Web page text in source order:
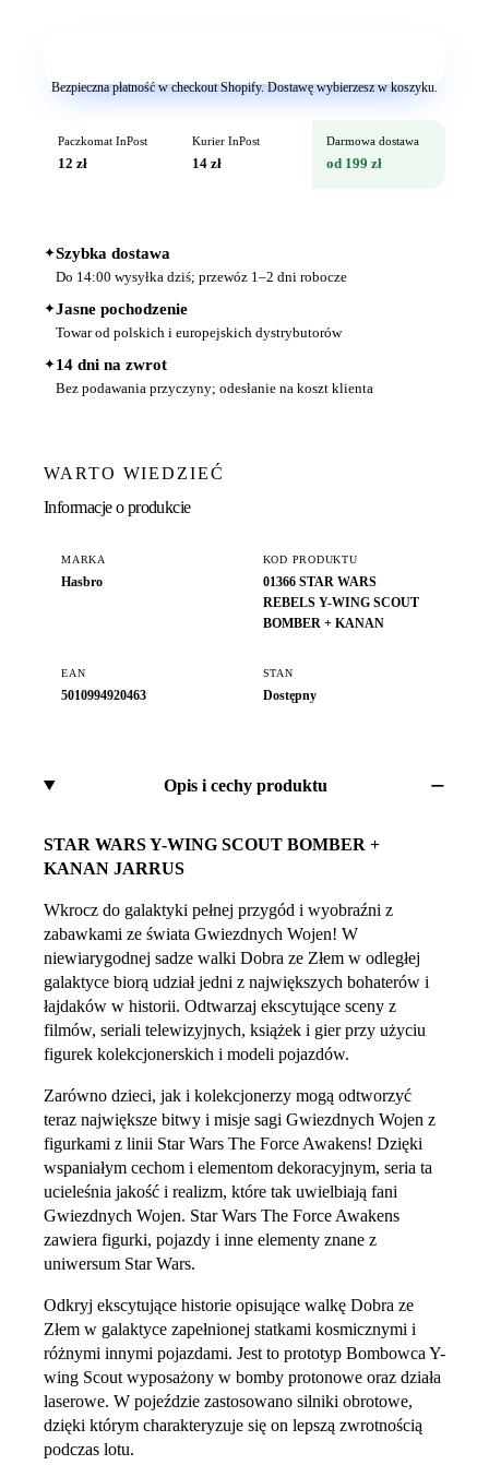
Bezpieczna płatność w checkout Shopify. Dostawę wybierzesz w koszyku.
Paczkomat InPost
12 zł
Kurier InPost
14 zł
Darmowa dostawa
od 199 zł
✦Szybka dostawa
Do 14:00 wysyłka dziś; przewóz 1–2 dni robocze
✦Jasne pochodzenie
Towar od polskich i europejskich dystrybutorów
✦14 dni na zwrot
Bez podawania przyczyny; odesłanie na koszt klienta
WARTO WIEDZIEĆ
Informacje o produkcie
MARKA
Hasbro
KOD PRODUKTU
01366 STAR WARS
REBELS Y-WING SCOUT
BOMBER + KANAN
EAN
5010994920463
STAN
Dostępny
Opis i cechy produktu
STAR WARS Y-WING SCOUT BOMBER +
KANAN JARRUS
Wkrocz do galaktyki pełnej przygód i wyobraźni z
zabawkami ze świata Gwiezdnych Wojen! W
niewiarygodnej sadze walki Dobra ze Złem w odległej
galaktyce biorą udział jedni z największych bohaterów i
łajdaków w historii. Odtwarzaj ekscytujące sceny z
filmów, seriali telewizyjnych, książek i gier przy użyciu
figurek kolekcjonerskich i modeli pojazdów.
Zarówno dzieci, jak i kolekcjonerzy mogą odtworzyć
teraz największe bitwy i misje sagi Gwiezdnych Wojen z
figurkami z linii Star Wars The Force Awakens! Dzięki
wspaniałym cechom i elementom dekoracyjnym, seria ta
ucieleśnia jakość i realizm, które tak uwielbiają fani
Gwiezdnych Wojen. Star Wars The Force Awakens
zawiera figurki, pojazdy i inne elementy znane z
uniwersum Star Wars.
Odkryj ekscytujące historie opisujące walkę Dobra ze
Złem w galaktyce zapełnionej statkami kosmicznymi i
różnymi innymi pojazdami. Jest to prototyp Bombowca Y-
wing Scout wyposażony w bomby protonowe oraz działa
laserowe. W pojeździe zastosowano silniki obrotowe,
dzięki którym charakteryzuje się on lepszą zwrotnością
podczas lotu.